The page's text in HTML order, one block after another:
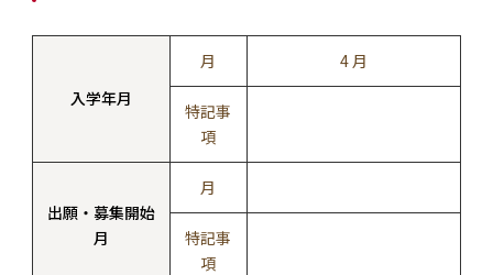
入学年月
月 4 月
特記事
項
出願・募集開始
月
月
特記事
項